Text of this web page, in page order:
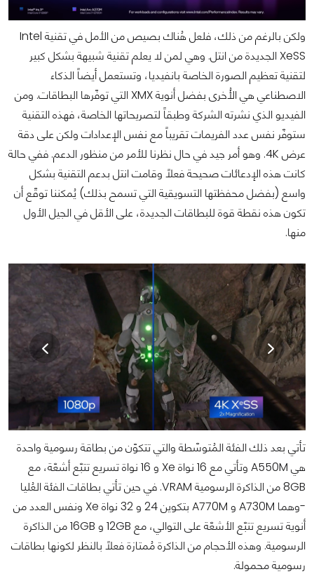
ولكن بالرغم من ذلك، فلعل هُناك بصيص من الأمل في تقنية Intel
XeSS الجديدة من انتل. وهي لمن لا يعلم تقنية شبيهة بشكل كبير
لتقنية تعظيم الصورة الخاصة بانفيديا، وتستعمل أيضاً الذكاء
الاصطناعي هي الأُخرى بفضل أنوية XMX التي توفّرها البطاقات. ومن
الفيديو الذي نشرته الشركة وطبقاً لتصريحاتها الخاصة، فهذه التقنية
ستوفّر نفس عدد الفريمات تقريباً مع نفس الإعدادات ولكن على دقة
عرض 4K. وهو أمر جيد في حال نظرنا للأمر من منظور الدعم. ففي حالة
كانت هذه الإدعائات صحيحة فعلاً وقامت انتل بدعم التقنية بشكل
واسع (بفضل محفظتها التسويقية التي تسمح بذلك) يُمكننا توقّع أن
تكون هذه نقطة قوة للبطاقات الجديدة، على الأقل في الجيل الأول
منها.
تأتي بعد ذلك الفئة المُتوسّطة والتي تتكوّن من بطاقة رسومية واحدة
هي A550M وتأتي مع 16 نواة Xe و 16 نواة تسريع تتبّع أشعّة، مع
8GB من الذاكرة الرسومية VRAM. في حين تأتي بطاقات الفئة العُليا
-وهما A730M و A770M بتكوين 24 و 32 نواة Xe ونفس العدد من
أنوية تسريع تتبّع الأشعّة على التوالي، مع 12GB و 16GB من الذاكرة
الرسومية. وهذه الأحجام من الذاكرة مُمتازة فعلاً بالنظر لكونها بطاقات
رسومية محمولة.